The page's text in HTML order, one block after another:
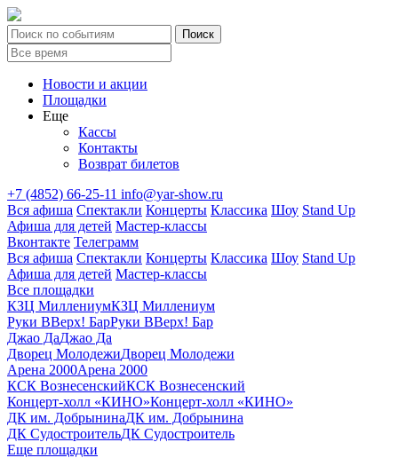
Новости и акции
Площадки
Еще
Кассы
Контакты
Возврат билетов
+7 (4852) 66-25-11 info@yar-show.ru
Вся афиша Спектакли Концерты Классика Шоу Stand Up
Афиша для детей Мастер-классы
Вконтакте Телеграмм
Вся афиша Спектакли Концерты Классика Шоу Stand Up
Афиша для детей Мастер-классы
Все площадки
КЗЦ МиллениумКЗЦ Миллениум
Руки ВВерх! БарРуки ВВерх! Бар
Джао ДаДжао Да
Дворец МолодежиДворец Молодежи
Арена 2000Арена 2000
КСК ВознесенскийКСК Вознесенский
Концерт-холл «КИНО»Концерт-холл «КИНО»
ДК им. ДобрынинаДК им. Добрынина
ДК СудостроительДК Судостроитель
Еще площадки